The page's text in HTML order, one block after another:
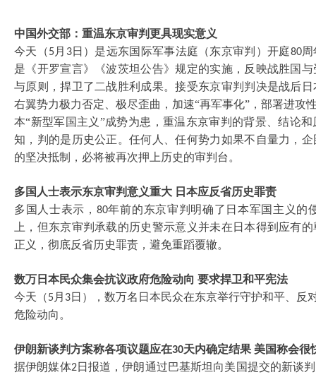
中国外交部：重温东京审判更具现实意义
今天（5月 3日）是远东国际军事法庭（东京审判）开庭80周
是《开罗宣言》《波茨坦公告》规定的实施，反映战胜国
与原则，捍卫了二战胜利成果。接受东京审判判决是战后
右翼势力极力否定、极尽歪曲，加速“再军事化”，部署进攻
本“新型军国主义”成势为患，重温东京审判的背景、结论
知，判的是历史公正。任何人、任何势力如果不自量力，
的坚决抵制，必将被再次押上历史的审判台。
多国人士表示东京审判意义重大 日本应反省历史罪责
多国人士表示， 80年前的东京审判明确了日本军国主义的
上，但东京审判承载的历史警示意义并未在日本得到应有
正义，彻底反省历史罪责，避免重蹈覆辙。
数万日本民众集会抗议政府危险动向 要求捍卫和平宪法
今天（5月 3日），数万名日本民众在东京举行守护和平、反
危险动向。
伊朗新谈判方案称各项议题应在30天内确定结果 美国称会很
据伊朗媒体2日报道，伊朗通过巴基斯坦向美国提交的新谈